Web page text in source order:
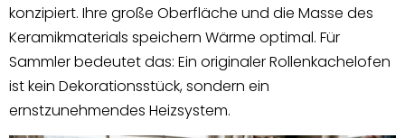
konzipiert. Ihre große Oberfläche und die Masse des
Keramikmaterials speichern Wärme optimal. Für
Sammler bedeutet das: Ein originaler Rollenkachelofen
ist kein Dekorationsstück, sondern ein
ernstzunehmendes Heizsystem.